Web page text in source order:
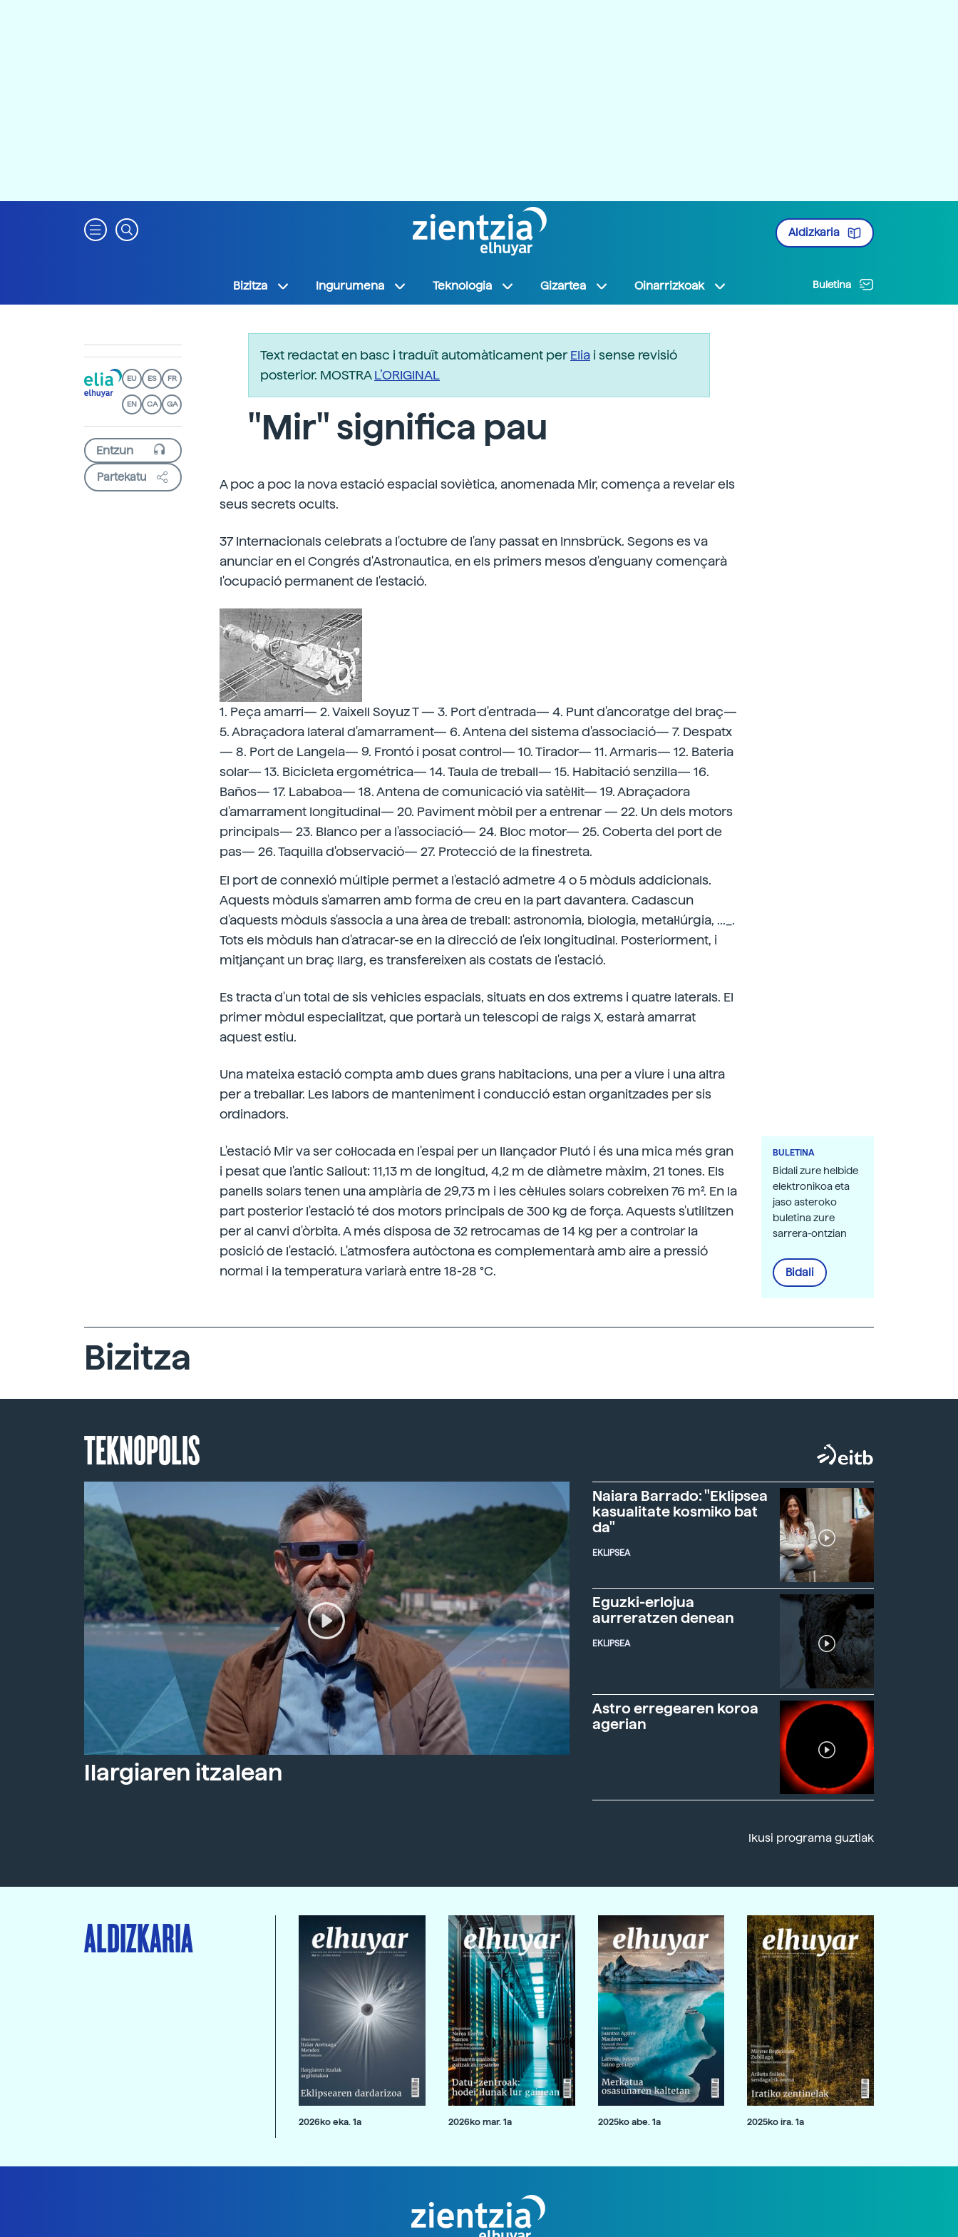
Aldizkaria
Bizitza Ingurumena Teknologia Gizartea Oinarrizkoak Buletina
EU ES FR
EN CA GA
Partekatu
Text redactat en basc i traduït automàticament perElia i sense revisió
posterior. MOSTRAL’ORIGINAL
"Mir" significa pau
A poc a poc la nova estació espacial soviètica, anomenada Mir, comença a revelar els
seus secrets ocults.
37 Internacionals celebrats a l'octubre de l'any passat en Innsbrück. Segons es va
anunciar en el Congrés d'Astronautica, en els primers mesos d'enguany començarà
l'ocupació permanent de l'estació.
1. Peça amarri— 2. Vaixell Soyuz T — 3. Port d'entrada— 4. Punt d'ancoratge del braç—
5. Abraçadora lateral d'amarrament— 6. Antena del sistema d'associació— 7. Despatx
— 8. Port de Langela— 9. Frontó i posat control— 10. Tirador— 11. Armaris— 12. Bateria
solar— 13. Bicicleta ergométrica— 14. Taula de treball— 15. Habitació senzilla— 16.
Baños— 17. Lababoa— 18. Antena de comunicació via satèl·lit— 19. Abraçadora
d'amarrament longitudinal— 20. Paviment mòbil per a entrenar — 22. Un dels motors
principals— 23. Blanco per a l'associació— 24. Bloc motor— 25. Coberta del port de
pas— 26. Taquilla d'observació— 27. Protecció de la finestreta.
El port de connexió múltiple permet a l'estació admetre 4 o 5 mòduls addicionals.
Aquests mòduls s'amarren amb forma de creu en la part davantera. Cadascun
d'aquests mòduls s'associa a una àrea de treball: astronomia, biologia, metal·lúrgia, ..._.
Tots els mòduls han d'atracar-se en la direcció de l'eix longitudinal. Posteriorment, i
mitjançant un braç llarg, es transfereixen als costats de l'estació.
Es tracta d'un total de sis vehicles espacials, situats en dos extrems i quatre laterals. El
primer mòdul especialitzat, que portarà un telescopi de raigs X, estarà amarrat
aquest estiu.
Una mateixa estació compta amb dues grans habitacions, una per a viure i una altra
per a treballar. Les labors de manteniment i conducció estan organitzades per sis
ordinadors.
L'estació Mir va ser col·locada en l'espai per un llançador Plutó i és una mica més gran
i pesat que l'antic Saliout: 11,13 m de longitud, 4,2 m de diàmetre màxim, 21 tones. Els
panells solars tenen una amplària de 29,73 m i les cèl·lules solars cobreixen 76 m². En la
part posterior l'estació té dos motors principals de 300 kg de força. Aquests s'utilitzen
per al canvi d'òrbita. A més disposa de 32 retrocamas de 14 kg per a controlar la
posició de l'estació. L'atmosfera autòctona es complementarà amb aire a pressió
normal i la temperatura variarà entre 18-28 °C.
BULETINA
Bidali zure helbide
elektronikoa eta
jaso asteroko
buletina zure
sarrera-ontzian
Bidali
Bizitza
TEKNOPOLIS
Ilargiaren itzalean
Naiara Barrado: "Eklipsea
kasualitate kosmiko bat
da"
EKLIPSEA
Eguzki-erlojua
aurreratzen denean
EKLIPSEA
Astro erregearen koroa
agerian
Ikusi programa guztiak
ALDIZKARIA
2026ko eka. 1a 2026ko mar. 1a 2025ko abe. 1a 2025ko ira. 1a